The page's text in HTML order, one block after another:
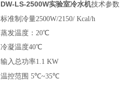
DW-LS-2500W实验室冷水机技术参数
标准制冷量2500W/2150/ Kcal/h
蒸发温度：20℃
冷凝温度40℃
输入总功率1.1 KW
温控范围 5℃~35℃